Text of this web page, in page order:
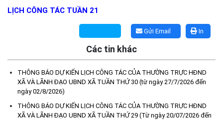
LỊCH CÔNG TÁC TUẦN 21
In
Gửi Email
Các tin khác
THÔNG BÁO DỰ KIẾN LỊCH CÔNG TÁC CỦA THƯỜNG TRỰC HĐND
XÃ VÀ LÃNH ĐẠO UBND XÃ TUẦN THỨ 30 (từ ngày 27/7/2026 đến
ngày 02/8/2026)
THÔNG BÁO DỰ KIẾN LỊCH CÔNG TÁC CỦA THƯỜNG TRỰC HĐND
XÃ VÀ LÃNH ĐẠO UBND XÃ TUẦN THỨ 29 (Từ ngày 20/07/2026 đến